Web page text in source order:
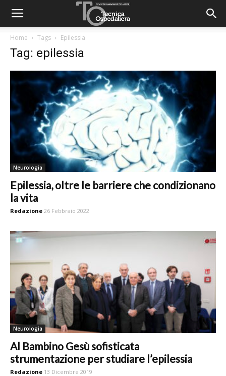
Home Tags Epilessia
Tag: epilessia
Neurologia
Epilessia, oltre le barriere che condizionano
la vita
Redazione 26 Febbraio 2022
Neurologia
Al Bambino Gesù sofisticata
strumentazione per studiare l’epilessia
Redazione 13 Dicembre 2019